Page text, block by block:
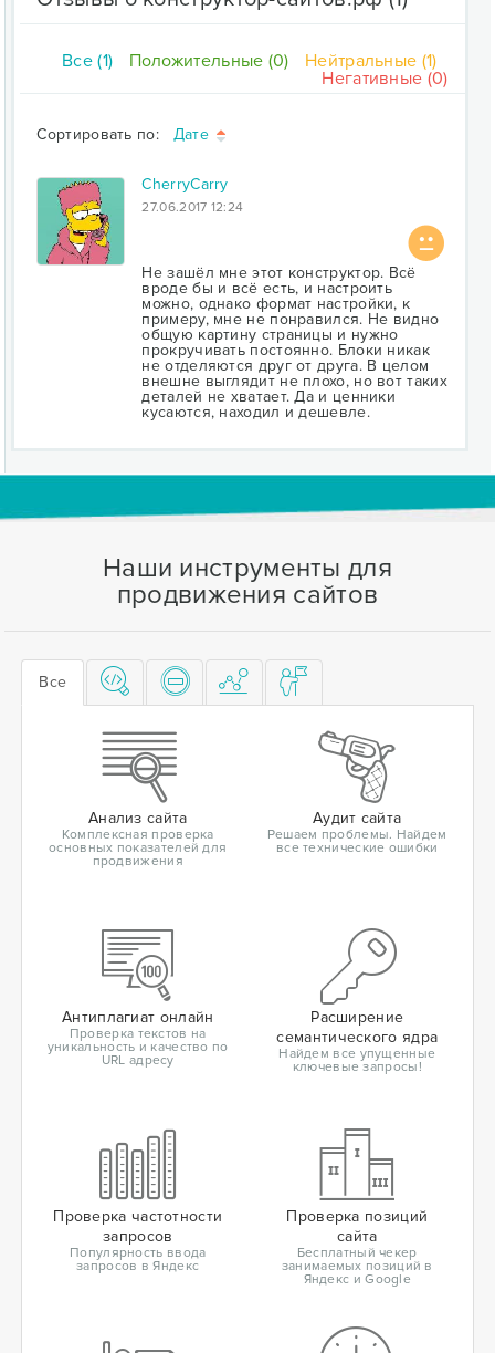
Все (1) Положительные (0)
Нейтральные (1)
Негативные (0)
Сортировать по: Дате
CherryCarry
27.06.2017 12:24
Не зашёл мне этот конструктор. Всё
вроде бы и всё есть, и настроить
можно, однако формат настройки, к
примеру, мне не понравился. Не видно
общую картину страницы и нужно
прокручивать постоянно. Блоки никак
не отделяются друг от друга. В целом
внешне выглядит не плохо, но вот таких
деталей не хватает. Да и ценники
кусаются, находил и дешевле.
Наши инструменты для
продвижения сайтов
Все
Анализ сайта
Комплексная проверка
основных показателей для
продвижения
Аудит сайта
Решаем проблемы. Найдем
все технические ошибки
Антиплагиат онлайн
Проверка текстов на
уникальность и качество по
URL адресу
Расширение
семантического ядра
Найдем все упущенные
ключевые запросы!
Проверка частотности
запросов
Популярность ввода
запросов в Яндекс
Проверка позиций
сайта
Бесплатный чекер
занимаемых позиций в
Яндекс и Google